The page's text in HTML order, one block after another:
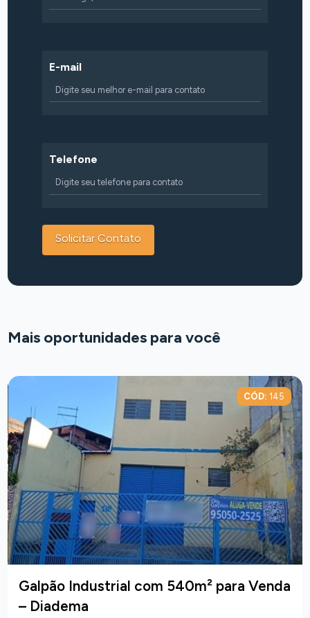
E-mail
Telefone
Mais oportunidades para você
CÓD: 145
Galpão Industrial com 540m² para Venda
– Diadema